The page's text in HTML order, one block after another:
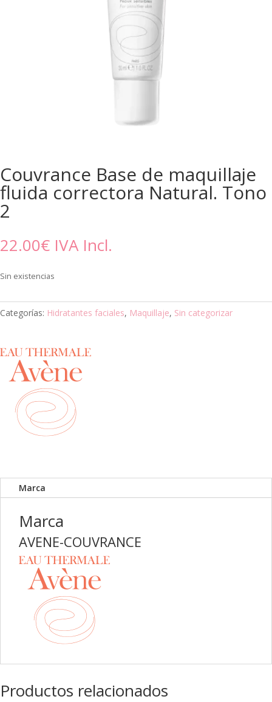
Couvrance Base de maquillaje
fluida correctora Natural. Tono
2
22.00€ IVA Incl.
Sin existencias
Categorías: Hidratantes faciales, Maquillaje, Sin categorizar
Marca
Marca
AVENE-COUVRANCE
Productos relacionados